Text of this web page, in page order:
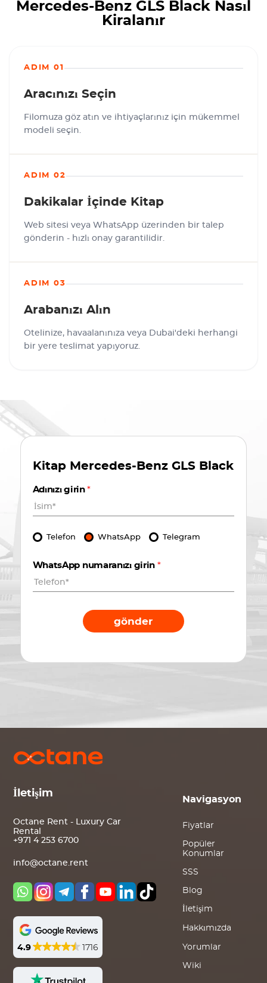
Mercedes-Benz GLS Black Nasıl
Kiralanır
ADIM 01
Aracınızı Seçin
Filomuza göz atın ve ihtiyaçlarınız için mükemmel
modeli seçin.
ADIM 02
Dakikalar İçinde Kitap
Web sitesi veya WhatsApp üzerinden bir talep
gönderin - hızlı onay garantilidir.
ADIM 03
Arabanızı Alın
Otelinize, havaalanınıza veya Dubai'deki herhangi
bir yere teslimat yapıyoruz.
Kitap Mercedes-Benz GLS Black
Adınızı girin*
Telefon WhatsApp Telegram
WhatsApp numaranızı girin *
gönder
İletişim
Octane Rent - Luxury Car
Rental
+971 4 253 6700
info@octane.rent
4.9 1716
Navigasyon
Fiyatlar
Popüler
Konumlar
SSS
Blog
İletişim
Hakkımızda
Yorumlar
Wiki